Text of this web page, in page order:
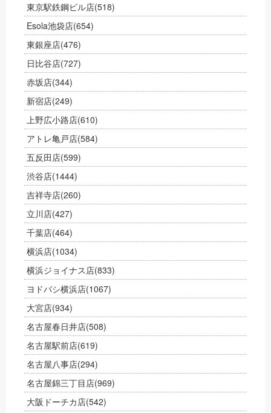
東京駅鉄鋼ビル店(518)
Esola池袋店(654)
東銀座店(476)
日比谷店(727)
赤坂店(344)
新宿店(249)
上野広小路店(610)
アトレ亀戸店(584)
五反田店(599)
渋谷店(1444)
吉祥寺店(260)
立川店(427)
千葉店(464)
横浜店(1034)
横浜ジョイナス店(833)
ヨドバシ横浜店(1067)
大宮店(934)
名古屋春日井店(508)
名古屋駅前店(619)
名古屋八事店(294)
名古屋錦三丁目店(969)
大阪ドーチカ店(542)